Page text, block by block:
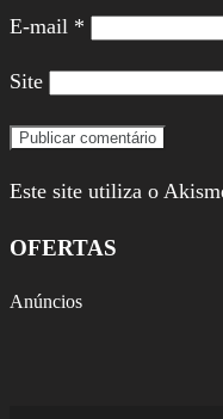
E-mail *
Site
Este site utiliza o
OFERTAS
Anúncios